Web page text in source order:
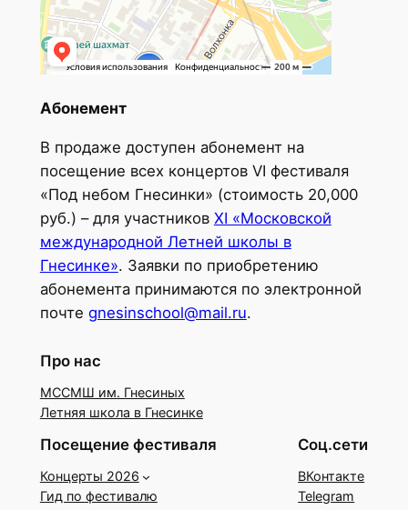
Абонемент
В продаже доступен абонемент на
посещение всех концертов VI фестиваля
«Под небом Гнесинки» (стоимость 20,000
руб.) – для участников XI «Московской
международной Летней школы в
Гнесинке». Заявки по приобретению
абонемента принимаются по электронной
почте gnesinschool@mail.ru.
Про нас
МССМШ им. Гнесиных
Летняя школа в Гнесинке
Посещение фестиваля
Концерты 2026
Гид по фестивалю
Соц.сети
ВКонтакте
Telegram